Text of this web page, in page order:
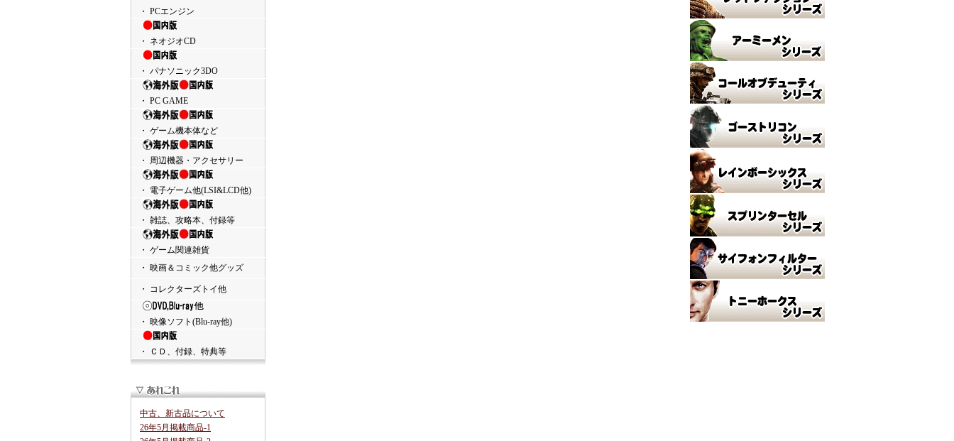
・ PCエンジン
・ ネオジオCD
・ パナソニック3DO
・ PC GAME
・ ゲーム機本体など
・ 周辺機器・アクセサリー
・ 電子ゲーム他(LSI&LCD他)
・ 雑誌、攻略本、付録等
・ ゲーム関連雑貨
・ 映画＆コミック他グッズ
・ コレクターズトイ他
・ 映像ソフト(Blu-ray他)
・ ＣＤ、付録、特典等
中古、新古品について
26年5月掲載商品-1